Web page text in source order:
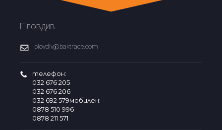
Пловдив
plovdiv@baktrade.com
телефон:
032 676 205
032 676 206
032 692 579мобилен:
0878 510 996
0878 211 571